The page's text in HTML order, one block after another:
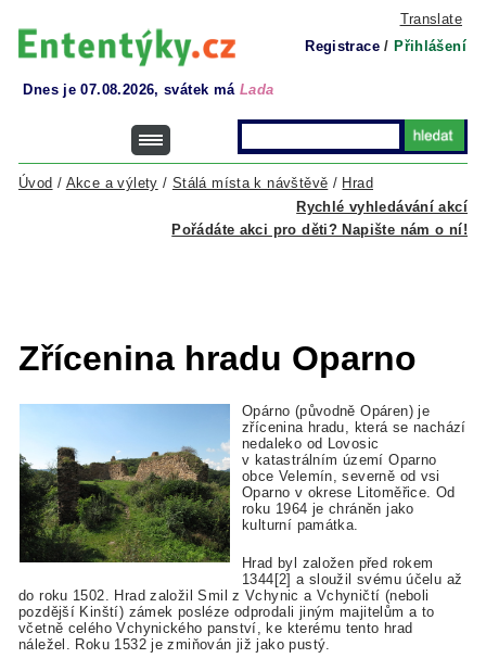
Translate
Registrace / Přihlášení
Dnes je 07.08.2026, svátek má Lada
Rychlé vyhledávání akcí
Úvod / Akce a výlety / Stálá místa k návštěvě / Hrad
Pořádáte akci pro děti? Napište nám o ní!
Zřícenina hradu Oparno
Opárno (původně Opáren) je
zřícenina hradu, která se nachází
nedaleko od Lovosic
v katastrálním území Oparno
obce Velemín, severně od vsi
Oparno v okrese Litoměřice. Od
roku 1964 je chráněn jako
kulturní památka.
Hrad byl založen před rokem
1344[2] a sloužil svému účelu až
do roku 1502. Hrad založil Smil z Vchynic a Vchyničtí (neboli
pozdější Kinští) zámek posléze odprodali jiným majitelům a to
včetně celého Vchynického panství, ke kterému tento hrad
náležel. Roku 1532 je zmiňován již jako pustý.